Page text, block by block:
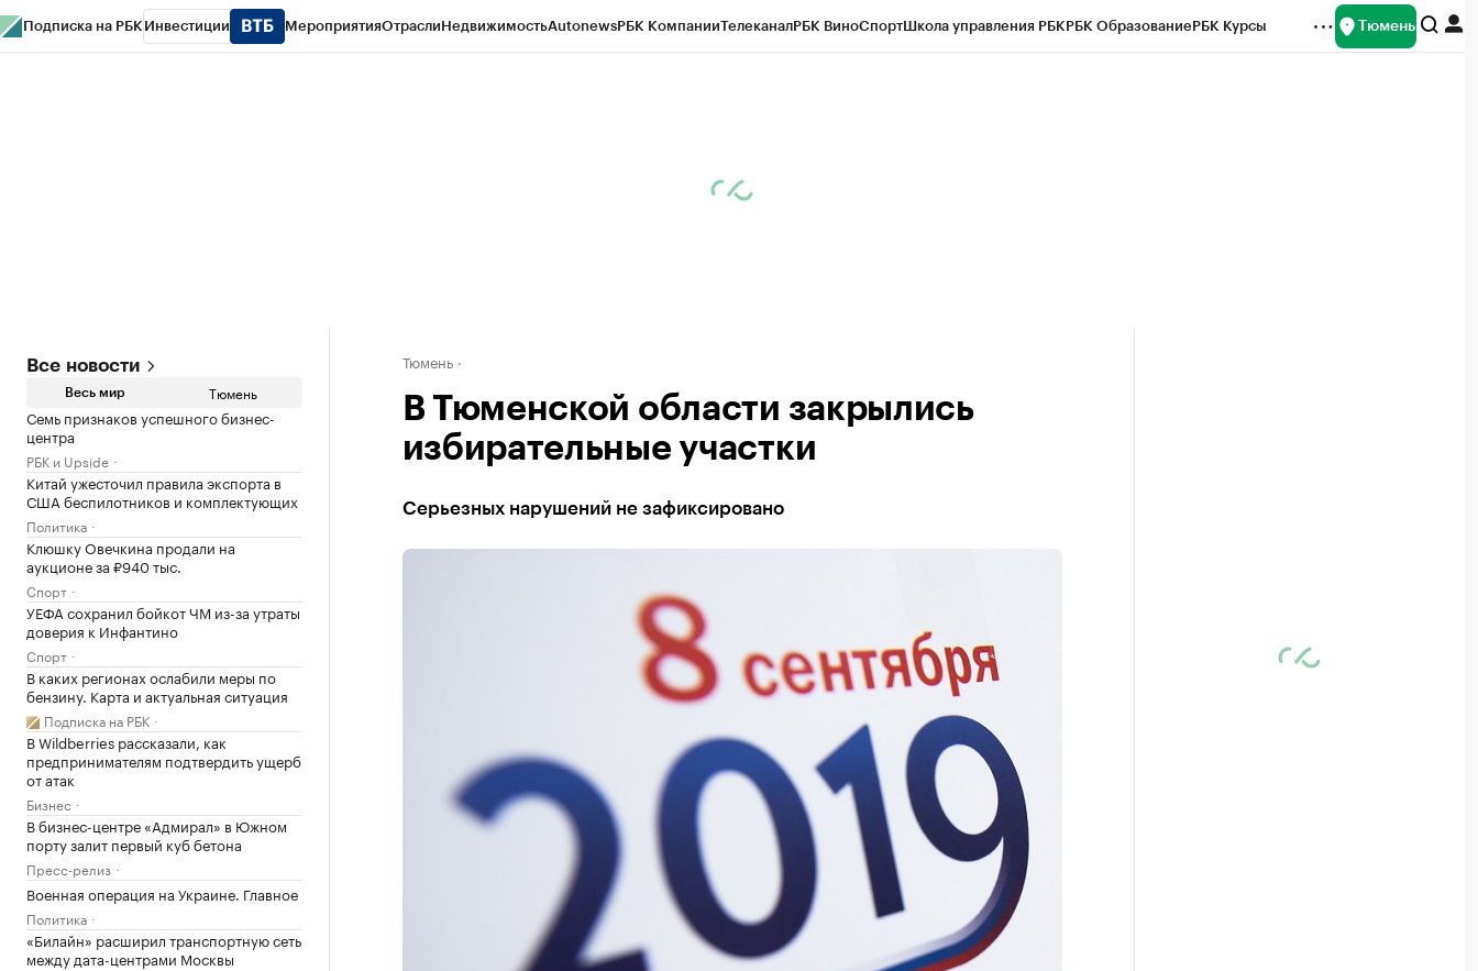
Подписка на РБК Инвестиции МероприятияОтраслиНедвижимостьAutonewsРБК КомпанииТелеканалРБК ВиноСпортШкола управления РБКРБК ОбразованиеРБК Курсы Тюмень
Все новости
Весь мир Тюмень
Семь признаков успешного бизнес-
центра
РБК и Upside
Китай ужесточил правила экспорта в
США беспилотников и комплектующих
Политика
Клюшку Овечкина продали на
аукционе за ₽940 тыс.
Спорт
УЕФА сохранил бойкот ЧМ из-за утраты
доверия к Инфантино
Спорт
В каких регионах ослабили меры по
бензину. Карта и актуальная ситуация
Подписка на РБК
В Wildberries рассказали, как
предпринимателям подтвердить ущерб
от атак
Бизнес
В бизнес-центре «Адмирал» в Южном
порту залит первый куб бетона
Пресс-релиз
Военная операция на Украине. Главное
Политика
«Билайн» расширил транспортную сеть
между дата-центрами Москвы
Тюмень
В Тюменской области закрылись
избирательные участки
Серьезных нарушений не зафиксировано